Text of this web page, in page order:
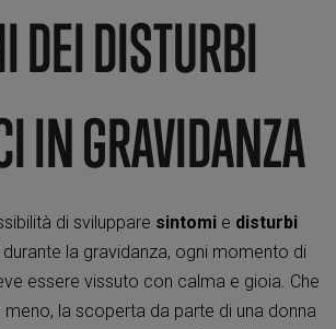
DEI DISTURBI
IN GRAVIDANZA
di sviluppare sintomi e disturbi
durante la gravidanza, ogni momento di
essere vissuto con calma e gioia. Che
la scoperta da parte di una donna